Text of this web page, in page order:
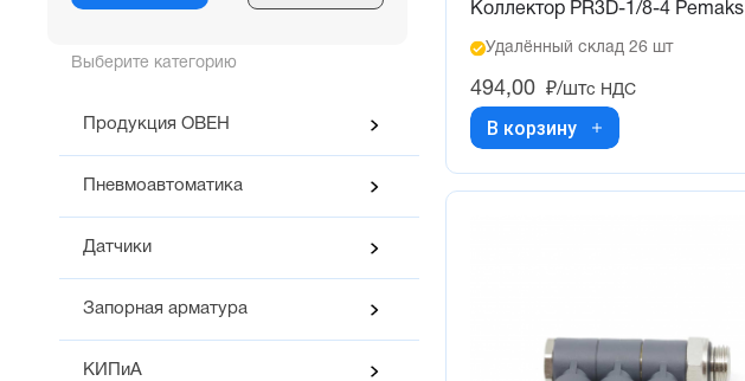
Выберите категорию
Продукция ОВЕН
Пневмоавтоматика
Датчики
Запорная арматура
КИПиА
Коллектор PR3D-1/8-4 Pemaks
Удалённый склад 26 шт
494,00 ₽/штс НДС
В корзину